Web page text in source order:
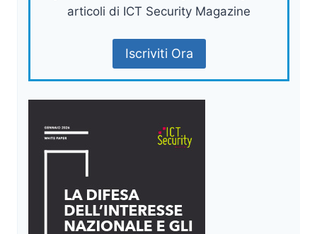
articoli di ICT Security Magazine
Iscriviti Ora